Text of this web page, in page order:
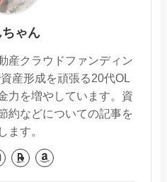
ちゃん
産クラウドファンディン
産形成を頑張る20代OL
力を増やしています。資
約などについての記事を
ます。